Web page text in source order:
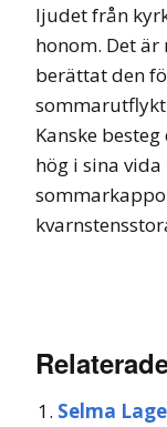
ljudet från
honom. Det
berättat den
sommarutflykt
Kanske
hög i sina
Selma